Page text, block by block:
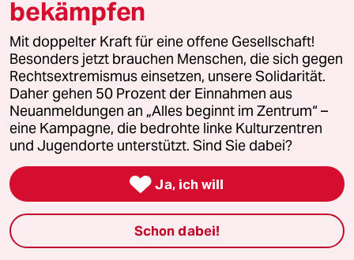
Presseartikel liest, dann könnte man
schon verzweifeln oder zweifeln an
der Motivation der Schreibenden.
G Grmpf
18.03.2018,15:03 Uhr
@TO_PAs:
Nur mal so interessehalber...
bekämpfen
Mit doppelter Kraft für eine offene Gesellschaft!
Besonders jetzt brauchen Menschen, die sich gegen
Rechtsextremismus einsetzen, unsere Solidarität.
Daher gehen 50 Prozent der Einnahmen aus
Neuanmeldungen an „Alles beginnt im Zentrum“ –
eine Kampagne, die bedrohte linke Kulturzentren
und Jugendorte unterstützt. Sind Sie dabei?
 Ja, ich will
Schon dabei!